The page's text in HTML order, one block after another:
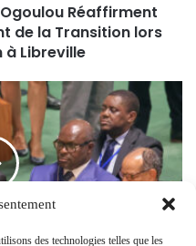
des technologies telles que les
Réaffirment
de la Transition lors
à Libreville